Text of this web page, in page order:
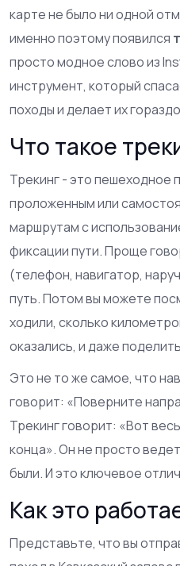
карте не было ни одной
именно поэтому появился
просто модное слово из
инструмент, который
походы и делает их
Что такое
Трекинг - это пешеходное
проложенным или
маршрутам с
фиксации пути. Проще
(телефон, навигатор,
путь. Потом вы можете
ходили, сколько
оказались, и даже
Это не то же самое, что
говорит: «Поверните
Трекинг говорит: «Вот
конца». Он не просто
были. И это ключевое
Как это
Представьте, что вы